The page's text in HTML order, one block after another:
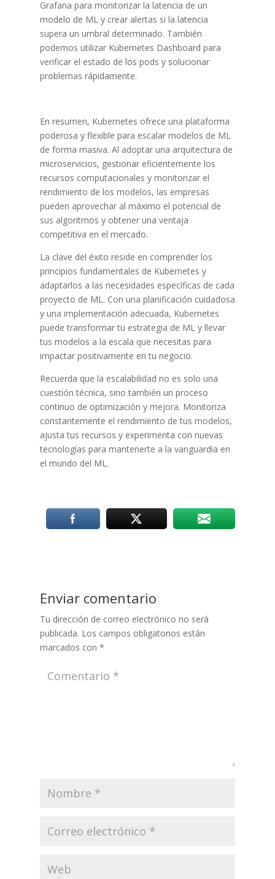
Grafana para monitorizar la latencia de un
modelo de ML y crear alertas si la latencia
supera un umbral determinado. También
podemos utilizar Kubernetes Dashboard para
verificar el estado de los pods y solucionar
problemas rápidamente.
En resumen, Kubernetes ofrece una plataforma
poderosa y flexible para escalar modelos de ML
de forma masiva. Al adoptar una arquitectura de
microservicios, gestionar eficientemente los
recursos computacionales y monitorizar el
rendimiento de los modelos, las empresas
pueden aprovechar al máximo el potencial de
sus algoritmos y obtener una ventaja
competitiva en el mercado.
La clave del éxito reside en comprender los
principios fundamentales de Kubernetes y
adaptarlos a las necesidades específicas de cada
proyecto de ML. Con una planificación cuidadosa
y una implementación adecuada, Kubernetes
puede transformar tu estrategia de ML y llevar
tus modelos a la escala que necesitas para
impactar positivamente en tu negocio.
Recuerda que la escalabilidad no es solo una
cuestión técnica, sino también un proceso
continuo de optimización y mejora. Monitoriza
constantemente el rendimiento de tus modelos,
ajusta tus recursos y experimenta con nuevas
tecnologías para mantenerte a la vanguardia en
el mundo del ML.
Enviar comentario
Tu dirección de correo electrónico no será
publicada. Los campos obligatorios están
marcados con *